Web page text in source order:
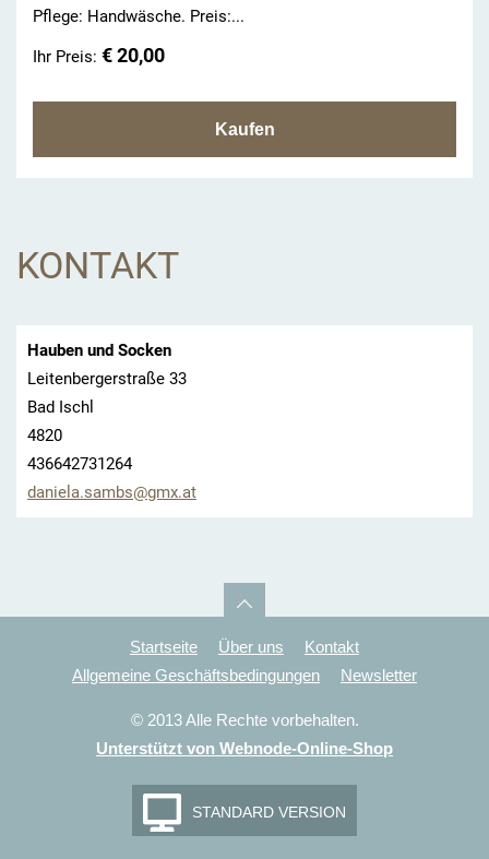
Pflege: Handwäsche. Preis:...
Ihr Preis: € 20,00
KONTAKT
Hauben und Socken
Leitenbergerstraße 33
Bad Ischl
4820
436642731264
daniela.sambs@gmx.at
Startseite Über uns
Kontakt
Allgemeine Geschäftsbedingungen
Newsletter
© 2013 Alle Rechte vorbehalten.
Unterstützt von Webnode-Online-Shop
STANDARD VERSION